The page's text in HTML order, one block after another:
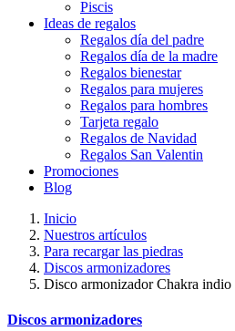
Piscis
Ideas de regalos
Regalos día del padre
Regalos día de la madre
Regalos bienestar
Regalos para mujeres
Regalos para hombres
Tarjeta regalo
Regalos de Navidad
Regalos San Valentin
Promociones
Blog
Inicio
Nuestros artículos
Para recargar las piedras
Discos armonizadores
Disco armonizador Chakra indio
Discos armonizadores